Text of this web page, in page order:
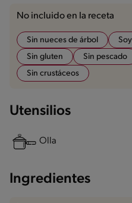
No incluido en la receta
Sin nueces de árbol
Sin gluten
Sin pescado
Sin crustáceos
Utensilios
Olla
Ingredientes